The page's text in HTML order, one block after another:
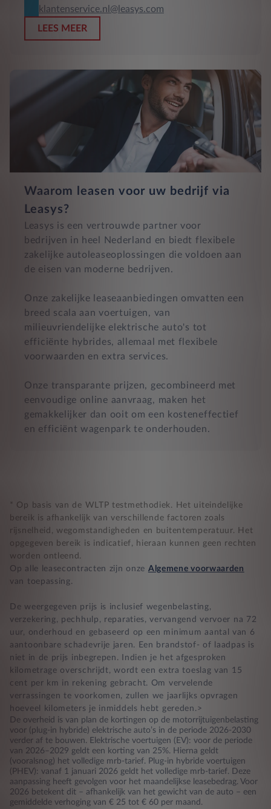
klantenservice.nl@leasys.com
LEES MEER
Waarom leasen voor uw bedrijf via
Leasys?
Leasys is een vertrouwde partner voor
bedrijven in heel Nederland en biedt flexibele
zakelijke autoleaseoplossingen die voldoen aan
de eisen van moderne bedrijven.
Onze zakelijke leaseaanbiedingen omvatten een
breed scala aan voertuigen, van
milieuvriendelijke elektrische auto's tot
efficiënte hybrides, allemaal met flexibele
voorwaarden en extra services.
Onze transparante prijzen, gecombineerd met
eenvoudige online aanvraag, maken het
gemakkelijker dan ooit om een kosteneffectief
en efficiënt wagenpark te onderhouden.
* Op basis van de WLTP testmethodiek. Het uiteindelijke
bereik is afhankelijk van verschillende factoren zoals
rijsnelheid, wegomstandigheden en buitentemperatuur. Het
opgegeven bereik is indicatief, hieraan kunnen geen rechten
worden ontleend.
Op alle leasecontracten zijn onze Algemene voorwaarden
van toepassing.
De weergegeven prijs is inclusief wegenbelasting,
verzekering, pechhulp, reparaties, vervangend vervoer na 72
uur, onderhoud en gebaseerd op een minimum aantal van 6
aantoonbare schadevrije jaren. Een brandstof- of laadpas is
niet in de prijs inbegrepen. Indien je het afgesproken
kilometrage overschrijdt, wordt een extra toeslag van 15
cent per km in rekening gebracht. Om vervelende
verrassingen te voorkomen, zullen we jaarlijks opvragen
hoeveel kilometers je inmiddels hebt gereden.>
De overheid is van plan de kortingen op de motorrijtuigenbelasting
voor (plug-in hybride) elektrische auto’s in de periode 2026-2030
verder af te bouwen. Elektrische voertuigen (EV): voor de periode
van 2026–2029 geldt een korting van 25%. Hierna geldt
(vooralsnog) het volledige mrb-tarief. Plug-in hybride voertuigen
(PHEV): vanaf 1 januari 2026 geldt het volledige mrb-tarief. Deze
aanpassing heeft gevolgen voor het maandelijkse leasebedrag. Voor
2026 betekent dit – afhankelijk van het gewicht van de auto – een
gemiddelde verhoging van € 25 tot € 60 per maand.